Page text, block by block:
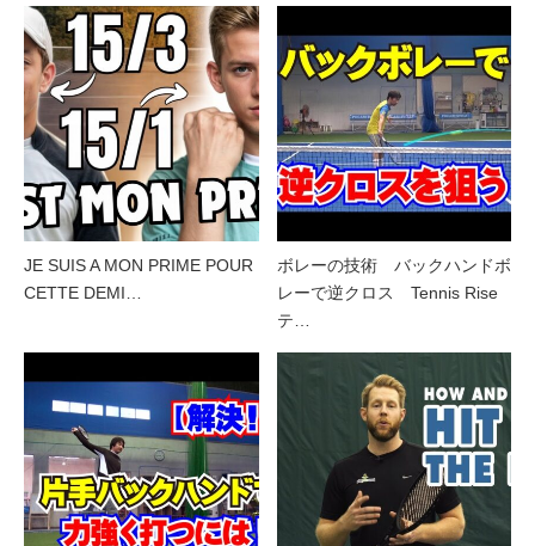
JE SUIS A MON PRIME POUR
CETTE DEMI…
ボレーの技術 バックハンドボ
レーで逆クロス Tennis Rise
テ…